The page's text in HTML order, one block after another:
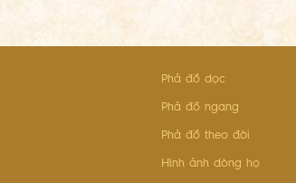
Phả đồ dọc
Phả đồ ngang
Phả đồ theo đời
Hình ảnh dòng họ